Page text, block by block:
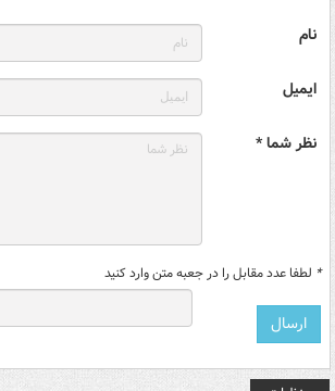
نام
ایمیل
نظر شما *
* لطفا عدد مقابل را در جعبه متن وارد کنید